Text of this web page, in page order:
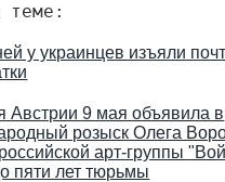
теме:
у украинцев изъяли
Австрии 9 мая объявила в
розыск Олега
арт-группы
пяти лет тюрьмы